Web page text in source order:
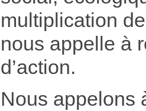
multiplication
nous appelle à
d’action.
Nous appelons